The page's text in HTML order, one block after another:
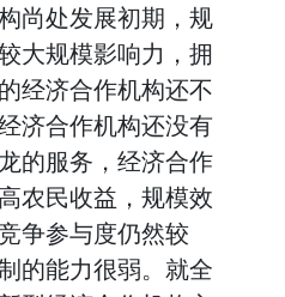
尚处发展初期，规
大规模影响力，拥
经济合作机构还不
济合作机构还没有
的服务，经济合作
农民收益，规模效
争参与度仍然较
的能力很弱。就全